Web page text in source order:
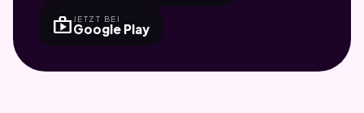
shop JETZT BEI
Google Play